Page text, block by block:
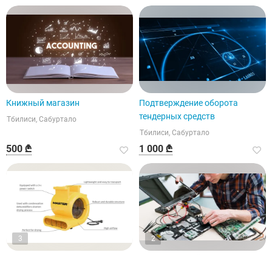
Книжный магазин
Тбилиси, Сабуртало
500 ₾
Подтверждение оборота
тендерных средств
Тбилиси, Сабуртало
1 000 ₾
3 2